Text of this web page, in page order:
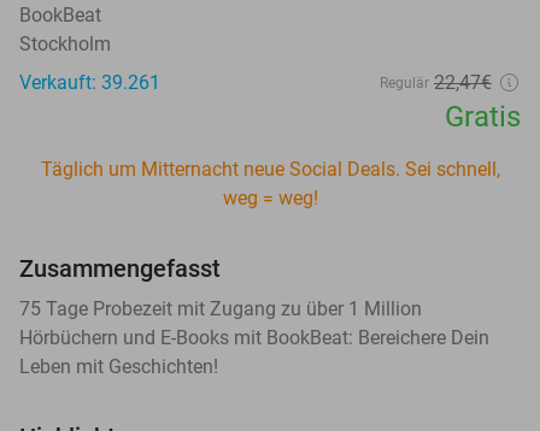
BookBeat
Stockholm
Verkauft: 39.261
Regulär 22,47€
Gratis
Täglich um Mitternacht neue Social Deals. Sei schnell,
weg = weg!
Zusammengefasst
75 Tage Probezeit mit Zugang zu über 1 Million
Hörbüchern und E-Books mit BookBeat: Bereichere Dein
Leben mit Geschichten!